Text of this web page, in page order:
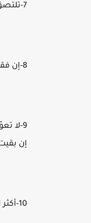
7-تلتصق المرأة بمن تحب كورق الجدران ، و تتركه يضرب رأسه بكل الجدران إن كرهته.
8-إن فقدت المرأة اهتمامها بنفسها امامك ، فقد فقدت اهتمامها بك .
9-لا
إن
10-أكثر اللحظات التي تحتاج فيها إظهار حبك لامرأة ، هي اللحظة التي تتوقف هي عن إظهار حبها لك.